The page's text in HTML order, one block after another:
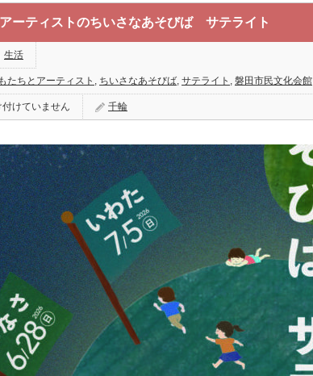
ーティストのちいさなあそびば サテライト
生活
たちとアーティスト , ちいさなあそびば, サテライト , 磐田市民文化会館
けていません 千輪